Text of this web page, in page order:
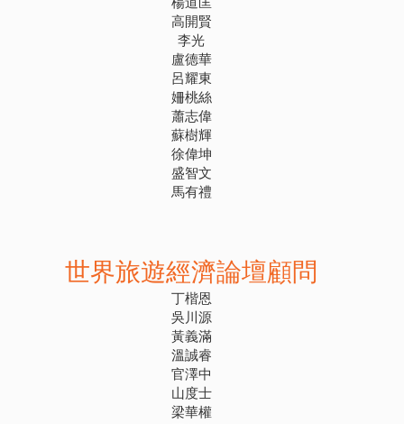
高開賢
李光
盧德華
呂耀東
姍桃絲
蕭志偉
蘇樹輝
徐偉坤
盛智文
馬有禮
世界旅遊經濟論壇顧問
丁楷恩
吳川源
黃義滿
溫誠睿
官澤中
山度士
梁華權